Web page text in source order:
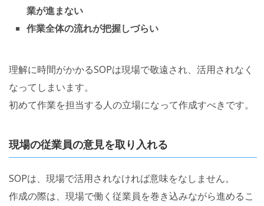
業が進まない
作業全体の流れが把握しづらい
理解に時間がかかるSOPは現場で敬遠され、活用されなく
なってしまいます。
初めて作業を担当する人の立場になって作成すべきです。
現場の従業員の意見を取り入れる
SOPは、現場で活用されなければ意味をなしません。
作成の際は、現場で働く従業員を巻き込みながら進めるこ